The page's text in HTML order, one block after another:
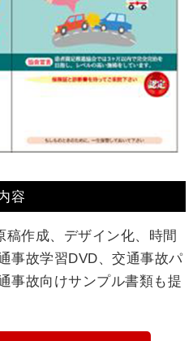
容
作成、デザイン化、時間
事故学習DVD、交通事故パ
事故向けサンプル書類も提